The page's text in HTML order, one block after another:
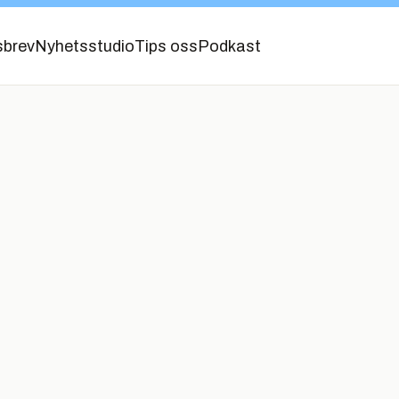
NyhetsstudioTips oss Podkast